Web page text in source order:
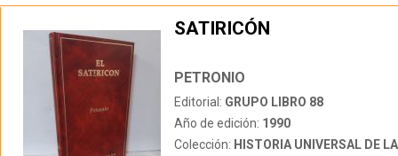
SATIRICÓN
PETRONIO
Editorial: GRUPO LIBRO 88
Año de edición: 1990
Colección: HISTORIA UNIVERSAL DE LA